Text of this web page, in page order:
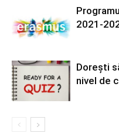
2021-
Doreşti
nivel de